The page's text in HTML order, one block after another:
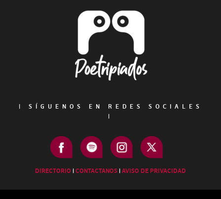
|
SÍGUENOS EN REDES SOCIALES
|
DIRECTORIO |CONTACTANOS |AVISO DE PRIVACIDAD